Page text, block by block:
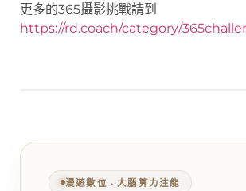
更多的365攝影挑戰請到
https://rd.coach/category/
漫遊數位 ‧ 大腦算力注能